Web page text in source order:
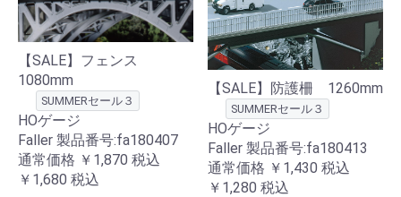
【SALE】フェンス
1080mm
SUMMERセール３
HOゲージ
Faller 製品番号:fa180407
通常価格 ￥1,870 税込
￥1,680 税込
【SALE】防護柵 1260mm
SUMMERセール３
HOゲージ
Faller 製品番号:fa180413
通常価格 ￥1,430 税込
￥1,280 税込